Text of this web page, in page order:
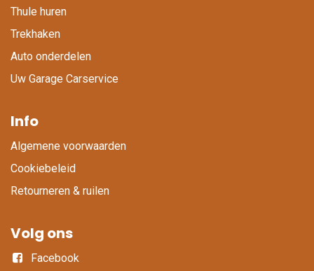
Thule huren
Trekhaken
Auto onderdelen
Uw Garage Carservice
Info
Algemene voorwaarden
Cookiebeleid
Retourneren & ruilen
Volg ons
Facebook